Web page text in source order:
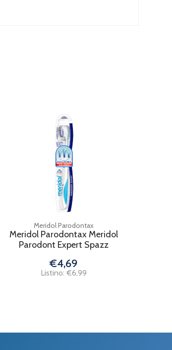
Meridol Parodontax
Meridol Parodontax Meridol
Parodont Expert Spazz
€4,69
Listino: €6,99